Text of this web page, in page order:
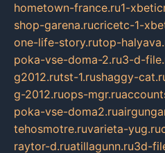
hometown-france.ru1-
shop-garena.rucricetc-1-
one-life-story.rutop-
poka-vse-doma-2.ru3-d-
g2012.rutst-1.rushaggy-
g-2012.ruops-mgr.ru
poka-vse-doma2.ru
tehosmotre.ruvarieta-yug.ru
raytor-d.ruatillagunn.ru3d-